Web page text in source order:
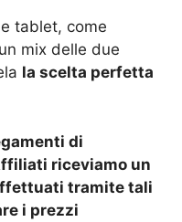
tablet, come
mix delle due
la scelta perfetta
di
riceviamo un
tramite tali
i prezzi